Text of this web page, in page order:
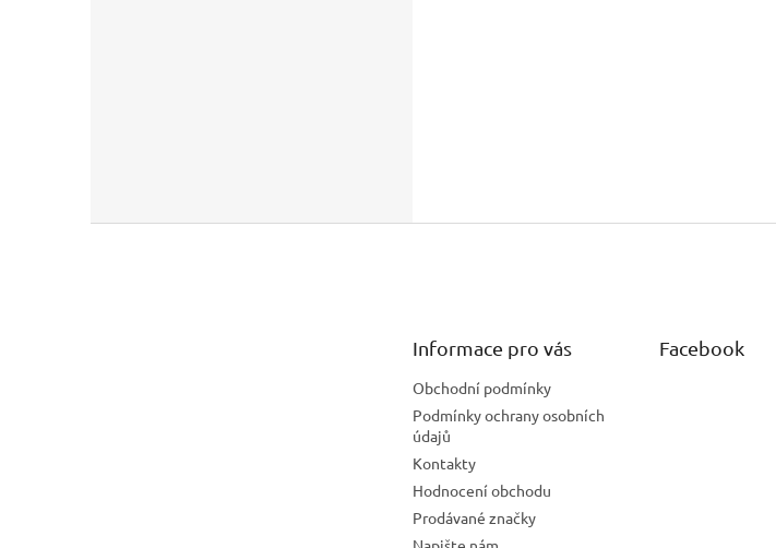
Informace pro vás
Obchodní podmínky
Podmínky ochrany osobních
údajů
Kontakty
Hodnocení obchodu
Prodávané značky
Facebook